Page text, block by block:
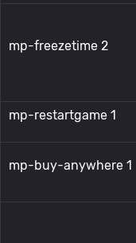
mp-freezetime 2
mp-restartgame 1
mp-buy-anywhere 1